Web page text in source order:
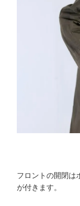
フロントの開閉は
が付きます。